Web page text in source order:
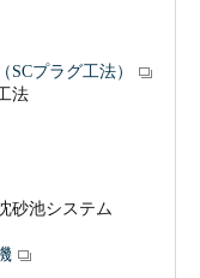
SCプラグ工法）
法
池システム